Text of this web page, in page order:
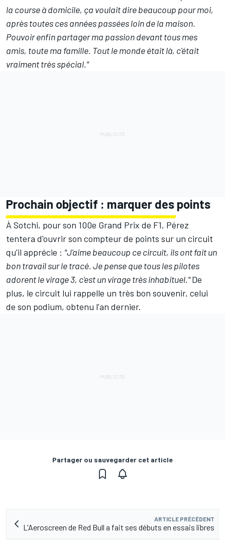
la course à domicile, ça voulait dire beaucoup pour moi,
après toutes ces années passées loin de la maison.
Pouvoir enfin partager ma passion devant tous mes
amis, toute ma famille. Tout le monde était là, c'était
vraiment très spécial."
Prochain objectif : marquer des points
À Sotchi, pour son 100e Grand Prix de F1, Pérez
tentera d'ouvrir son compteur de points sur un circuit
qu'il apprécie : "J'aime beaucoup ce circuit, ils ont fait un
bon travail sur le tracé. Je pense que tous les pilotes
adorent le virage 3, c'est un virage très inhabituel."De
plus, le circuit lui rappelle un très bon souvenir, celui
de son podium, obtenu l'an dernier.
Partager ou sauvegarder cet article
ARTICLE PRÉCÉDENT
L'Aeroscreen de Red Bull a fait ses débuts en essais libres